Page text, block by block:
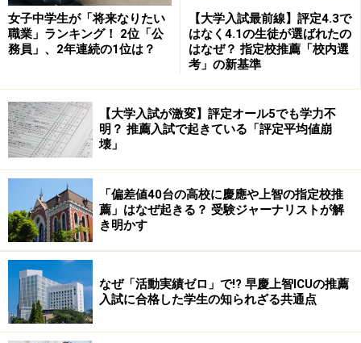
モチベーションを下げないために、すでに推薦などで合
格して、もう共通テストを受験する必要がない生徒にも
受験を強制する高校も少なくありません。
このように自称進学校では、生徒にとって無駄な補習や
進路指導が問題となっているケースが多くみられるので
す。
自称進学校では“オーバースペック”な教材
を採用
また、自称進学校に共通しているのが、単語帳や参考
書・問題集などが生徒の学力レベルに合っていない、い
わばオーバースペックな教材を採用している点。典型的
なのが、共通テスト対策のための単語帳です。
女子中学生が「将来なりたい
職業」ランキング！ 2位「公
務員」、2年連続の1位は？
【大学入試最前線】評定4.3で
はなく4.1の生徒が選ばれたの
はなぜ？ 指定校推薦「校内選
考」の新基準
【大学入試が激変】評定オール5でも学力不
明？ 推薦入試で起きている「評定平均値崩
壊」
「偏差値40台の高校に慶應や上智の指定校推
薦」はなぜ起きる？ 受験ジャーナリストが解
き明かす
なぜ「活動実績ゼロ」で!? 早慶上智ICUの推薦
入試に合格した学生の知られざる共通点